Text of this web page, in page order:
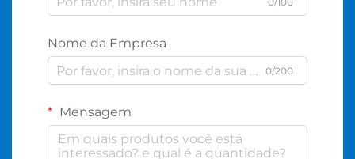
Nome da Empresa
0/200
Mensagem